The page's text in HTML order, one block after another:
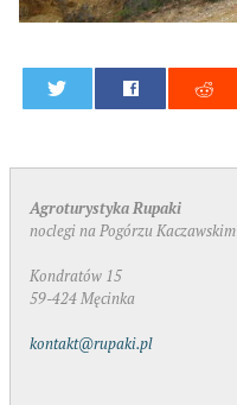
Agroturystyka Rupaki
noclegi na Pogórzu Kaczawskim
Kondratów 15
59-424 Męcinka
kontakt@rupaki.pl